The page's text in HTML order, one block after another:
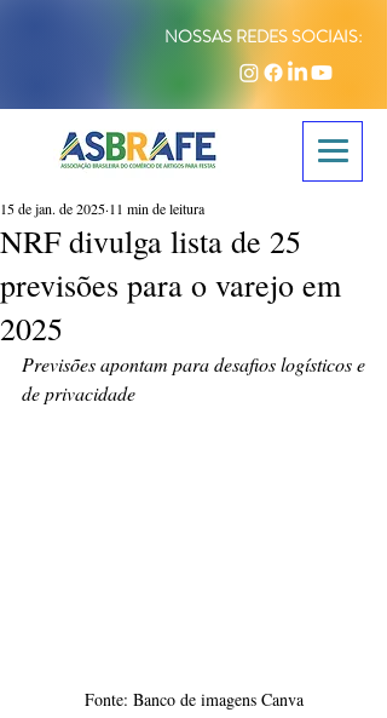
NOSSAS REDES SOCIAIS:
NRF divulga lista de 25
previsões para o varejo em
2025
15 de jan. de 2025 11 min de leitura
Previsões apontam para desafios logísticos e
de privacidade
Fonte: Banco de imagens Canva